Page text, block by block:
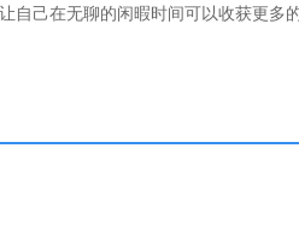
自己在无聊的闲暇时间可以收获更多